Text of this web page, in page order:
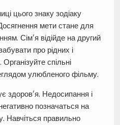
цього знаку зодіаку
мети стане для
Сім’я відійде на другий
про рідних і
спільні
улюбленого фільму.
здоров’я. Недосипання і
позначаться на
Навчіться правильно